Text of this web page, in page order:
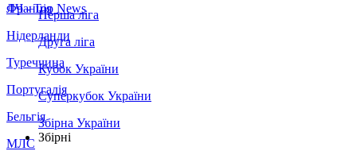
Франція
Нідерланди
Туреччина
Португалія
Бельгія
МЛС
ЛЧ - Top News
Перша ліга
Друга ліга
Кубок України
Суперкубок України
Збірна України
Збірні